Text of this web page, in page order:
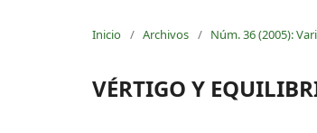
Inicio / Archivos / Núm. 36 (2005):
VÉRTIGO Y